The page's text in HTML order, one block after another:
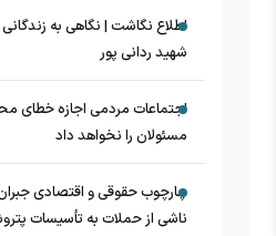
اطلاع نگاشت | نگاهی به زندگانی
شهید ردانی پور
اجتماعات مردمی اجازه خطای
مسئولان را نخواهد داد
چارچوب حقوقی و اقتصادی
ناشی از حملات به تأسیسات